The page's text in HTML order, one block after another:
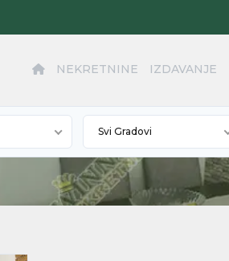
NEKRETNINE IZDAVANJE
Svi Gradovi